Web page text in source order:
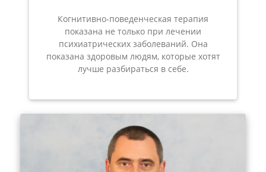
Когнитивно-поведенческая терапия
показана не только при лечении
психиатрических заболеваний. Она
показана здоровым людям, которые хотят
лучше разбираться в себе.